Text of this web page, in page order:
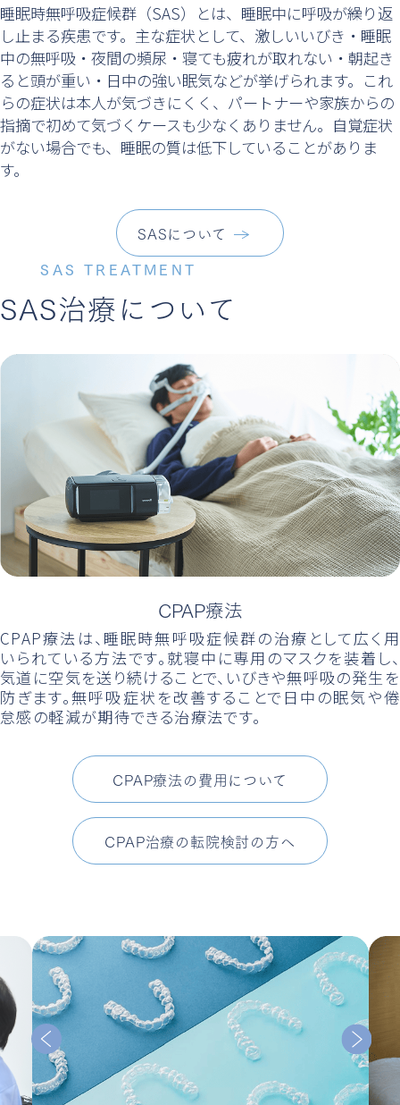
睡眠時無呼吸症候群（SAS）とは、睡眠中に呼吸が繰り返
し止まる疾患です。主な症状として、激しいいびき・睡眠
中の無呼吸・夜間の頻尿・寝ても疲れが取れない・朝起き
ると頭が重い・日中の強い眠気などが挙げられます。これ
らの症状は本人が気づきにくく、パートナーや家族からの
指摘で初めて気づくケースも少なくありません。自覚症状
がない場合でも、睡眠の質は低下していることがありま
す。
SASについて
SAS TREATMENT
SAS治療について
CPAP療法
CPAP療法は、睡眠時無呼吸症候群の治療として広く用
いられている方法です。就寝中に専用のマスクを装着し、
気道に空気を送り続けることで、いびきや無呼吸の発生を
防ぎます。無呼吸症状を改善することで日中の眠気や倦
怠感の軽減が期待できる治療法です。
CPAP療法の費用について
CPAP治療の転院検討の方へ